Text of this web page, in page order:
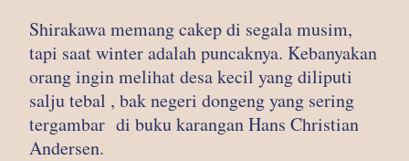
Shirakawa memang cakep di segala musim,
tapi saat winter adalah puncaknya. Kebanyakan
orang ingin melihat desa kecil yang diliputi
salju tebal , bak negeri dongeng yang sering
tergambar di buku karangan Hans Christian
Andersen.